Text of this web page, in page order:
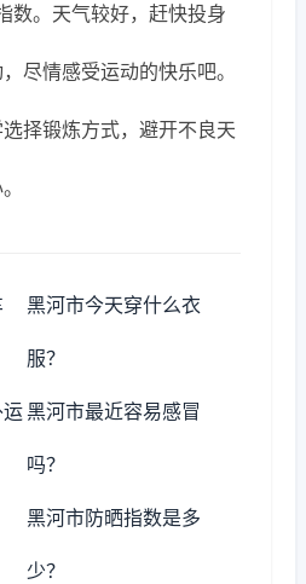
数。天气较好，赶快投身
尽情感受运动的快乐吧。
择锻炼方式，避开不良天
黑河市今天穿什么衣
服？
黑河市最近容易感冒
吗？
黑河市防晒指数是多
少？